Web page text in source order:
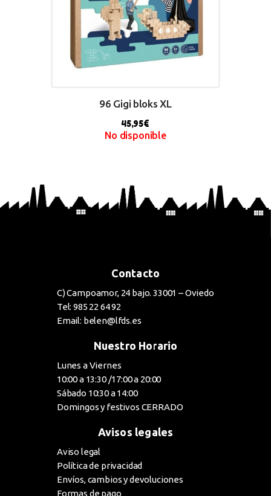
96 Gigi bloks XL
45,95€
No disponible
Contacto
C) Campoamor, 24 bajo. 33001 – Oviedo
Tel: 985 22 64 92
Email: belen@lfds.es
Nuestro Horario
Lunes a Viernes
10:00 a 13:30 /17:00 a 20:00
Sábado 10:30 a 14:00
Domingos y festivos CERRADO
Avisos legales
Aviso legal
Política de privacidad
Envíos, cambios y devoluciones
Formas de pago